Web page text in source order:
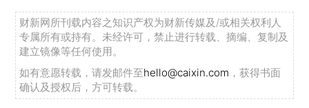
财新网所刊载内容之知识产权为财新传媒及/或相关权利人
专属所有或持有。未经许可，禁止进行转载、摘编、复制及
建立镜像等任何使用。
如有意愿转载，请发邮件至hello@caixin.com ，获得书面
确认及授权后，方可转载。